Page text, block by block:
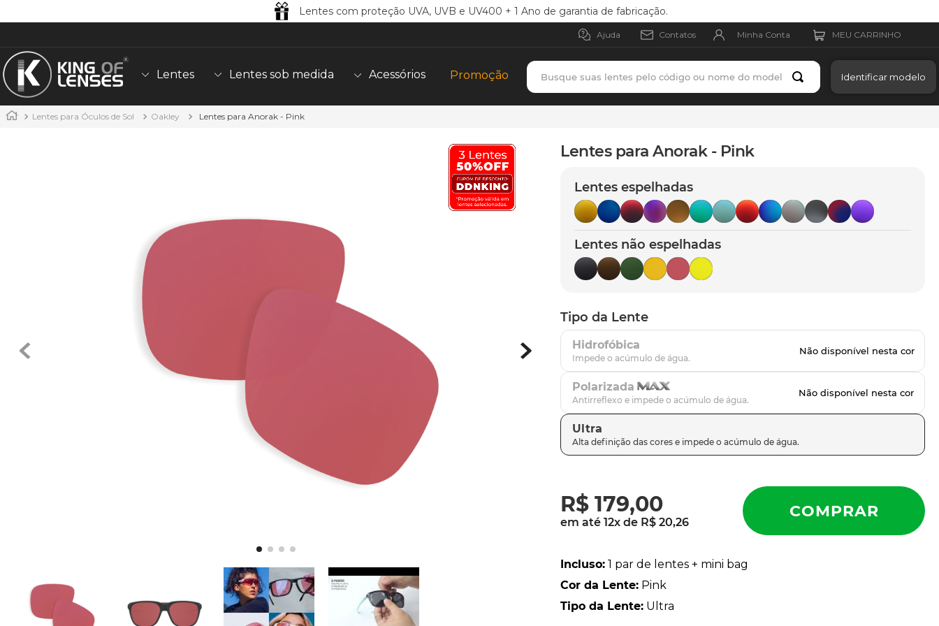
Lentes com proteção UVA, UVB e UV400 + 1 Ano de garantia de fabricação.
Ajuda Contatos Minha Conta
Lentes Lentes sob medida Acessórios Promoção
Busque suas lentes pelo código ou nome do modelo
Identificar modelo
Lentes para Óculos de Sol Oakley Lentes para Anorak - Pink
Lentes para Anorak - Pink
Lentes espelhadas
Lentes não espelhadas
Tipo da Lente
Hidrofóbica
Polarizada
Ultra
R$ 179,00
em até12x de R$ 20,26
Incluso: 1 par de lentes + mini bag
Cor da Lente: Pink
Tipo da Lente: Ultra
8
latch